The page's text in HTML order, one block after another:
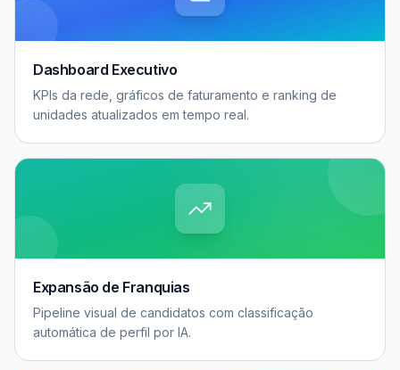
Dashboard Executivo
KPIs da rede, gráficos de faturamento e ranking de
unidades atualizados em tempo real.
Expansão de Franquias
Pipeline visual de candidatos com classificação
automática de perfil por IA.